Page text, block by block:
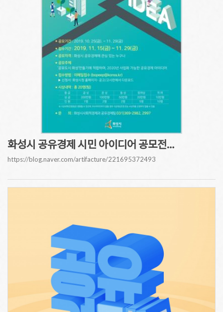
화성시 공유경제 시민 아이디어 공모전…
https://blog.naver.com/artifacture/221695372493